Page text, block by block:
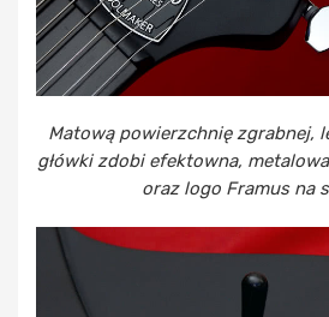
Matową powierzchnię zgrabnej,
główki zdobi efektowna,
oraz logo Framus na